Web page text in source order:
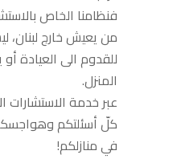
فنظامنا الخاص
من يعيش خارج لبنان،
للقدوم الى العيادة
المنزل.
عبر خدمة الاستشارات
كلّ أسئلتكم
في منازلكم!